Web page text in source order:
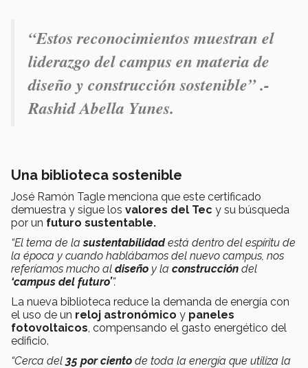
“Estos reconocimientos muestran el
liderazgo del campus en materia de
diseño y construcción sostenible” .-
Rashid Abella Yunes.
Una biblioteca sostenible
José Ramón Tagle menciona que este certificado
demuestra y sigue los valores del Tec y su búsqueda
por un futuro sustentable.
“El tema de lasustentabilidadestá dentro del espíritu de
la época y cuando hablábamos del nuevo campus, nos
referíamos mucho al diseño y la construcción del
‘campus del futuro’”.
La nueva biblioteca reduce la demanda de energía con
el uso de un reloj astronómico y paneles
fotovoltaicos, compensando el gasto energético del
edificio.
“Cerca del 35 por ciento de toda la energía que utiliza la